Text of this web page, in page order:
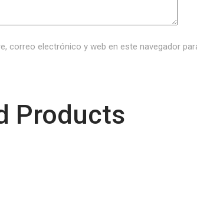
correo electrónico y web en este navegador
Products